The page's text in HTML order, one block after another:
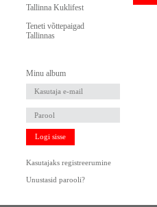
Tallinna Kuklifest
Teneti võttepaigad
Tallinnas
Minu album
Logi sisse
Kasutajaks registreerumine
Unustasid parooli?